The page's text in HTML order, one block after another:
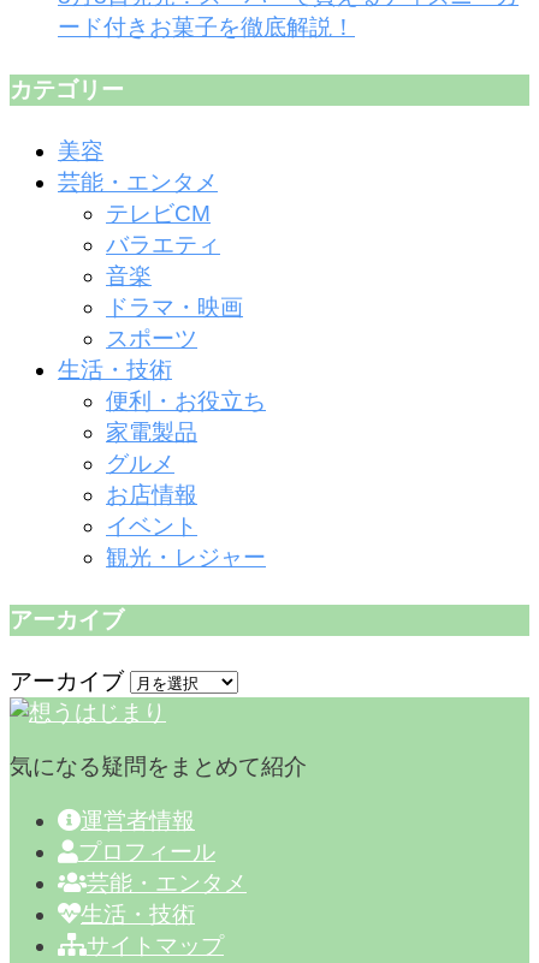
ード付きお菓子を徹底解説！
カテゴリー
美容
芸能・エンタメ
テレビCM
バラエティ
音楽
ドラマ・映画
スポーツ
生活・技術
便利・お役立ち
家電製品
グルメ
お店情報
イベント
観光・レジャー
アーカイブ
アーカイブ
気になる疑問をまとめて紹介
運営者情報
プロフィール
芸能・エンタメ
生活・技術
サイトマップ